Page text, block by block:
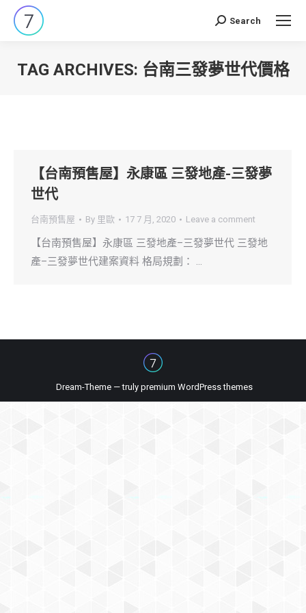
Search:
Search
TAG ARCHIVES: 台南三發夢世代價格
【台南預售屋】永康區 三發地產-三發夢
世代
台南預售屋 By 里歐 17 7 月, 2020 Leave a comment
【台南預售屋】永康區 三發地產–三發夢世代 三發地
產–三發夢世代建案資料 格局規劃： …
Dream-Theme — truly premium WordPress themes